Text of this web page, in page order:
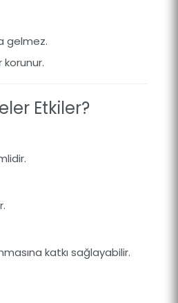
gelmez.
korunur.
Etkiler?
katkı sağlayabilir.